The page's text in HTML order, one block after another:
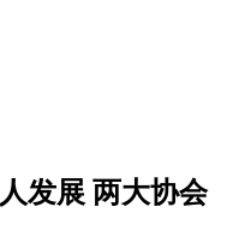
发展 两大协会